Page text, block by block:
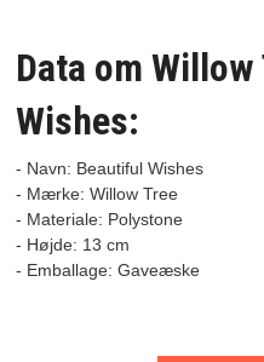
Data om
Wishes:
- Navn: Beautiful Wishes
- Mærke: Willow Tree
- Materiale: Polystone
- Højde: 13 cm
- Emballage: Gaveæske